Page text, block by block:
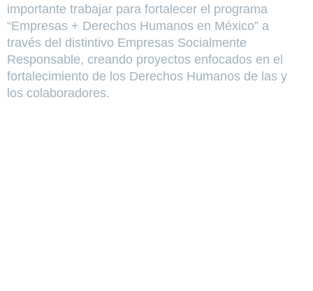
importante trabajar para fortalecer el programa
“Empresas + Derechos Humanos en México” a
través del distintivo Empresas Socialmente
Responsable, creando proyectos enfocados en el
fortalecimiento de los Derechos Humanos de las y
los colaboradores.